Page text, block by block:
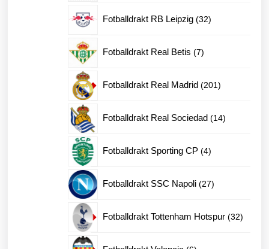
Fotballdrakt RB Leipzig 3232
Fotballdrakt Real Betis 77
Fotballdrakt Real Madrid 201201
Fotballdrakt Real Sociedad 1414
Fotballdrakt Sporting CP 44
Fotballdrakt SSC Napoli 2727
Fotballdrakt Tottenham Hotspur 3232